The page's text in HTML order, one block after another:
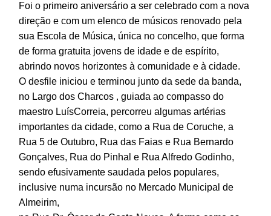
Foi o primeiro aniversário a ser celebrado com a nova
direção e com um elenco de músicos renovado pela
sua Escola de Música, única no concelho, que forma
de forma gratuita jovens de idade e de espírito,
abrindo novos horizontes à comunidade e à cidade.
O desfile iniciou e terminou junto da sede da banda,
no Largo dos Charcos , guiada ao compasso do
maestro LuísCorreia, percorreu algumas artérias
importantes da cidade, como a Rua de Coruche, a
Rua 5 de Outubro, Rua das Faias e Rua Bernardo
Gonçalves, Rua do Pinhal e Rua Alfredo Godinho,
sendo efusivamente saudada pelos populares,
inclusive numa incursão no Mercado Municipal de
Almeirim,